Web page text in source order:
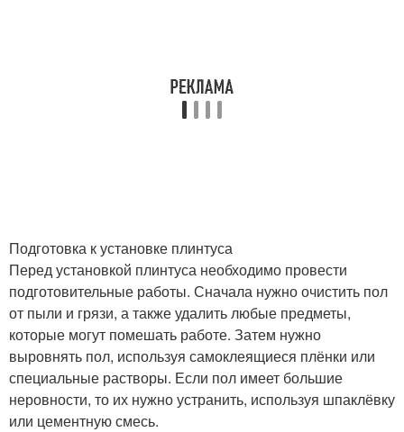
Подготовка к установке плинтуса
Перед установкой плинтуса необходимо провести
подготовительные работы. Сначала нужно очистить пол
от пыли и грязи, а также удалить любые предметы,
которые могут помешать работе. Затем нужно
выровнять пол, используя самоклеящиеся плёнки или
специальные растворы. Если пол имеет большие
неровности, то их нужно устранить, используя шпаклёвку
или цементную смесь.